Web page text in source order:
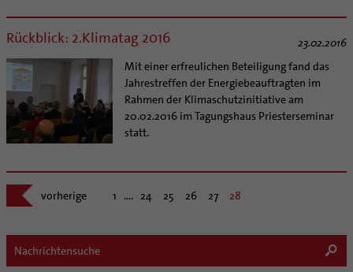
KirchenZeitung online
Verwaltungsbeauftragte / Verwaltungsleitungen in
Rückblick: 2.Klimatag 2016
23.02.2016
Mit einer erfreulichen Beteiligung fand das
Jahrestreffen der Energiebeauftragten im
Rahmen der Klimaschutzinitiative am
20.02.2016 im Tagungshaus Priesterseminar
statt.
vorherige 1 .... 24 25 26 27 28